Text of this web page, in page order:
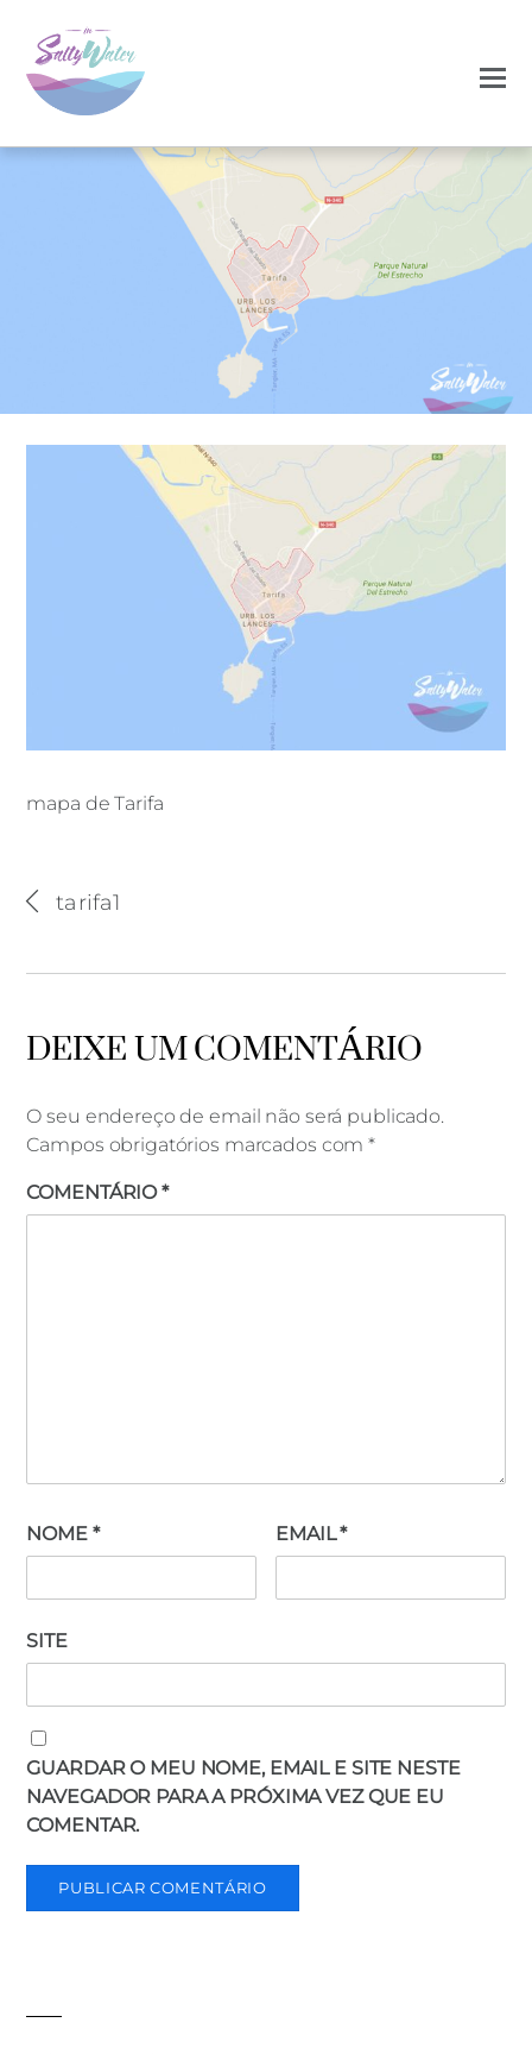
NOVEMBRO 18, 2020 0 0
tarifa1
mapa de Tarifa
tarifa1
DEIXE UM COMENTÁRIO
O seu endereço de email não será publicado.
Campos obrigatórios marcados com*
COMENTÁRIO*
NOME * EMAIL*
SITE
GUARDAR O MEU NOME, EMAIL E SITE NESTE
NAVEGADOR PARA A PRÓXIMA VEZ QUE EU
COMENTAR.